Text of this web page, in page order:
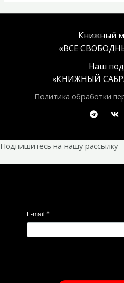
Книжный
«ВСЕ
Наш
«КНИЖНЫЙ
Политика обработки
Подпишитесь на нашу рассылку
E-mail *